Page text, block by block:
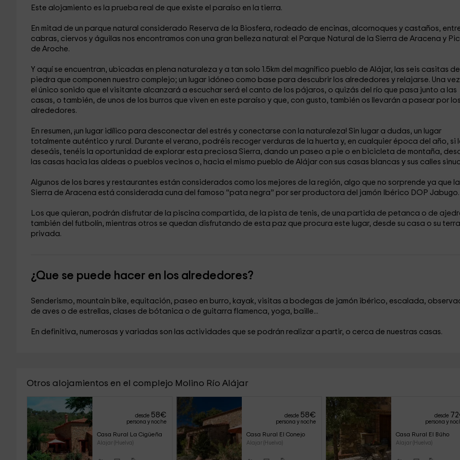
Este alojamiento es la prueba real de que existe el paraíso en la tierra.
En mitad de un parque natural considerado Reserva de la Biosfera, rodeado de encinas, alcornoques y castaños,
cabras, ciervos y águilas nos encontramos con una gran belleza natural: el Parque Natural de la Sierra de Aracena y
de Aroche.
Y aquí se encuentran, ubicadas en plena naturaleza y a tan solo 1.5km del magnífico pueblo de Alájar, las seis casitas de
piedra que componen nuestro complejo; un lugar idóneo como base para descubrir los alrededores y relajarse. Una vez
el único sonido que el visitante alcanzará a escuchar será el canto de los pájaros, o quizás del río que pasa junto a las
casas, o también, de unos de los burros que viven en este paraíso y que, con gusto, también os llevarán a pasear por los
alrededores.
En resumen, ¡un lugar idílico para desconectar del estrés y conectarse con la naturaleza! Sin lugar a dudas, un lugar
totalmente auténtico y rural. Durante el verano, podréis recoger verduras de la huerta y, en cualquier época del año, si
deseáis, tenéis la oportunidad de explorar esta preciosa Sierra, dando un paseo a pie o en bicicleta de montaña,
las casas hacia las aldeas o pueblos vecinos o, hacia el mismo pueblo de Alájar con sus casas blancas y sus calles
Algunos de los bares y restaurantes están considerados como los mejores de la región, algo que no sorprende ya que la
Sierra de Aracena está considerada cuna del famoso “pata negra” por ser productora del jamón Ibérico DOP Jabugo.
Los que quieran, podrán disfrutar de la piscina compartida, de la pista de tenis, de una partida de petanca o de
también del futbolín, mientras otros se quedan disfrutando de esta paz que procura este lugar, desde su casa o su
privada.
¿Que se puede hacer en los alrededores?
Senderismo, mountain bike, equitación, paseo en burro, kayak, visitas a bodegas de jamón ibérico, escalada,
de aves o de estrellas, clases de bótanica o de guitarra flamenca, yoga, baille...
En definitiva, numerosas y variadas son las actividades que se podrán realizar a partir, o cerca de nuestras casas.
Otros alojamientos en el complejo Molino Río Alájar
desde 58€
persona y noche
Casa Rural La Cigüeña
Alajar (Huelva)
desde 58€
persona y noche
Casa Rural El Conejo
Alajar (Huelva)
desde 72
persona y
Casa Rural El Búho
Alajar (Huelva)